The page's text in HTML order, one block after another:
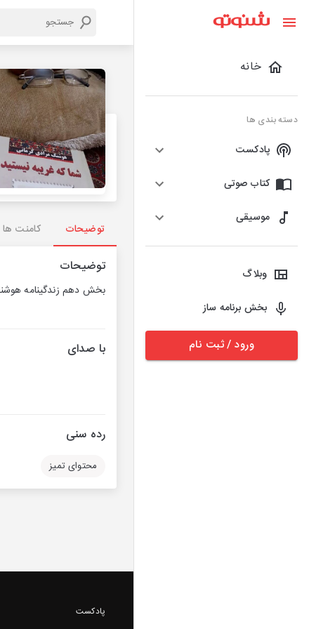
خانه
دسته بندی ها
پادکست
کتاب صوتی
موسیقی
وبلاگ
بخش برنامه ساز
ورود / ثبت نام
توضیحات کامنت ها
توضیحات
بخش دهم زندگینامه
با صدای
رده سنی
محتوای تمیز
پادکست